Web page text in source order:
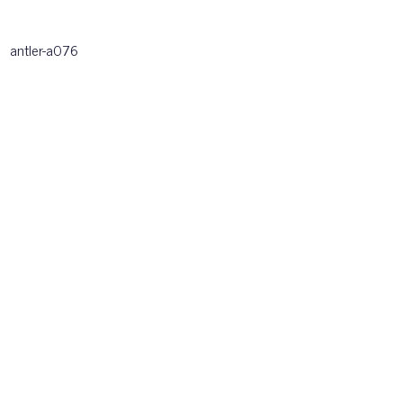
antler-a076